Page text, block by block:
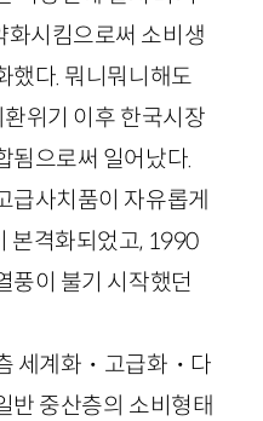
시킴으로써 소비생
했다. 뭐니뭐니해도
위기 이후 한국시장
됨으로써 일어났다.
급사치품이 자유롭게
본격화되었고, 1990
풍이 불기 시작했던
세계화・고급화・다
반 중산층의 소비형태